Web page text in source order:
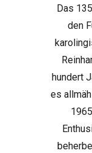
Das
den
hundert
es